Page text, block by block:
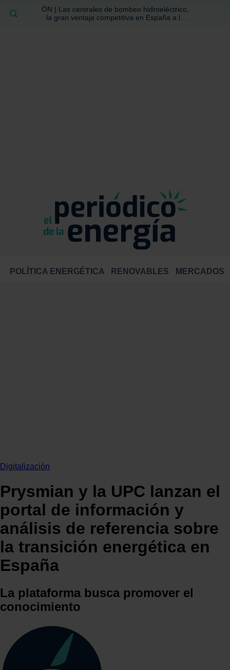
ÓN | Las centrales de bombeo hidroeléctrico,
la gran ventaja competitiva en España a la
POLÍTICA ENERGÉTICA RENOVABLES MERCADOS
BUSCAR
Digitalización
Prysmian y la UPC lanzan el
portal de información y
análisis de referencia sobre
la transición energética en
España
La plataforma busca promover el
conocimiento